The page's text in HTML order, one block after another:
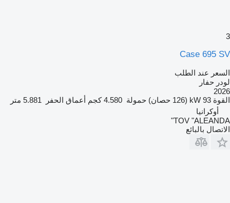
3
Case 695 SV
السعر عند الطلب
لودر حفار
2026
القوة 93 kW (126 حصان) حمولة 4.580 كجم أعماق الحفر
5.881 متر
أوكرانيا
TOV "ALEANDA"
الاتصال بالبائع